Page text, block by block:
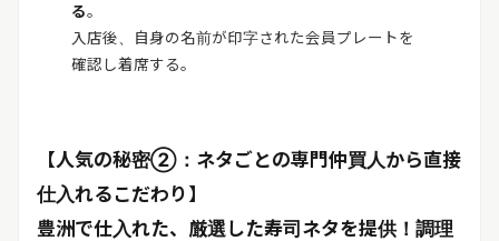
る。
入店後、自身の名前が印字された会員プレートを
確認し着席する。
【人気の秘密②：ネタごとの専門仲買人から直接
仕入れるこだわり】
豊洲で仕入れた、厳選した寿司ネタを提供！調理